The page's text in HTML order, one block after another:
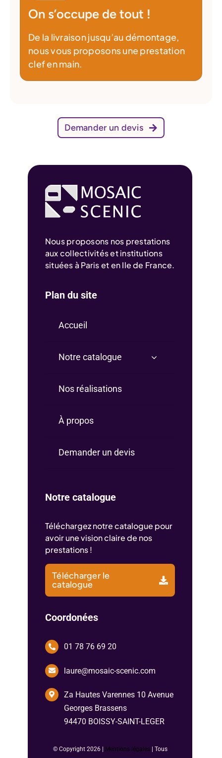
On s’occupe de tout !
De la livraison jusqu’au démontage,
nous vous proposons une prestation
clef en main.
Demander un devis
Nous proposons nos prestations
aux collectivités et institutions
situées à Paris et en Ile de France.
Plan du site
Accueil
Notre catalogue
Nos réalisations
À propos
Demander un devis
Notre catalogue
Téléchargez notre catalogue pour
avoir une vision claire de nos
prestations !
Télécharger le
catalogue
Coordonées
01 78 76 69 20
laure@mosaic-scenic.com
Za Hautes Varennes 10 Avenue
Georges Brassens
94470 BOISSY-SAINT-LEGER
© Copyright 2026 | Mentions légales| Tous